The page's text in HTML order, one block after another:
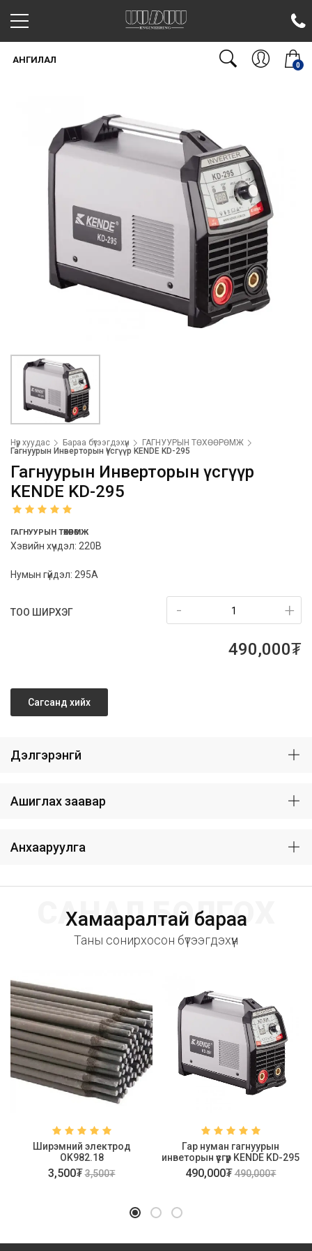
0
АНГИЛАЛ
Нүүр хуудас Бараа бүтээгдэхүүн
ГАГНУУРЫН ТӨХӨӨРӨМЖ
Гагнуурын Инверторын Үүсгүүр KENDE KD-295
Гагнуурын Инверторын Үүсгүүр
KENDE KD-295
ГАГНУУРЫН ТӨХӨӨРӨМЖ
Хэвийн хүчдэл: 220В
Нумын гүйдэл: 295А
ТОО ШИРХЭГ +
-
490,000₮
Сагсанд хийх
Дэлгэрэнгүй
Ашиглах заавар
Анхааруулга
Хамааралтай бараа
САНАЛ БОЛГОХ
Таны сонирхосон бүтээгдэхүүн
Ширэмний электрод
OK982.18
3,500₮3,500₮
Гар нуман гагнуурын
инветорын үүсгүүр KENDE KD-295
490,000₮490,000₮